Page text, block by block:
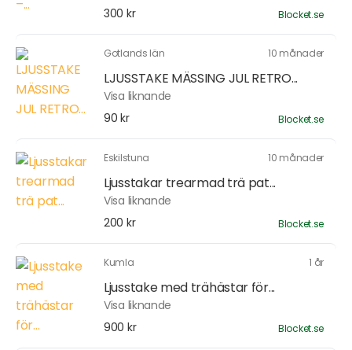
300 kr Blocket.se
Gotlands län 10 månader
LJUSSTAKE MÄSSING JUL RETRO...
Visa liknande
90 kr
Blocket.se
Eskilstuna 10 månader
Ljusstakar trearmad trä pat...
Visa liknande
200 kr
Blocket.se
Kumla 1 år
Ljusstake med trähästar för...
Visa liknande
900 kr
Blocket.se